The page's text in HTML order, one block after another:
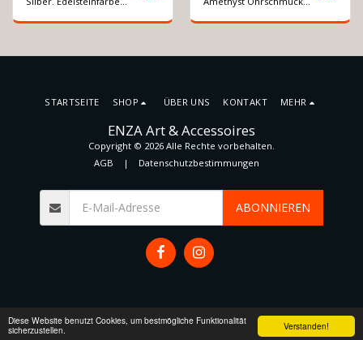
Verstanden!
Diese Website benutzt Cookies, um bestmögliche Funktionalität
sicherzustellen.
Hängeohrringe
ENZA Art & Accessoires
Copyright © 2026 Alle Rechte vorbehalten.
AGB | Datenschutzbestimmungen
STARTSEITE SHOP ÜBER UNS KONTAKT MEHR
ABONNIEREN